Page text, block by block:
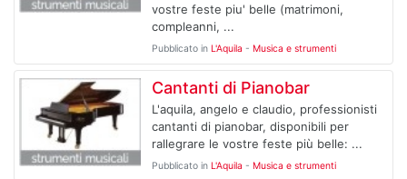
vostre feste piu' belle (matrimoni,
compleanni, ...
Pubblicato in L'Aquila - Musica e strumenti
Cantanti di Pianobar
L'aquila, angelo e claudio, professionisti
cantanti di pianobar, disponibili per
rallegrare le vostre feste più belle: ...
Pubblicato in L'Aquila - Musica e strumenti